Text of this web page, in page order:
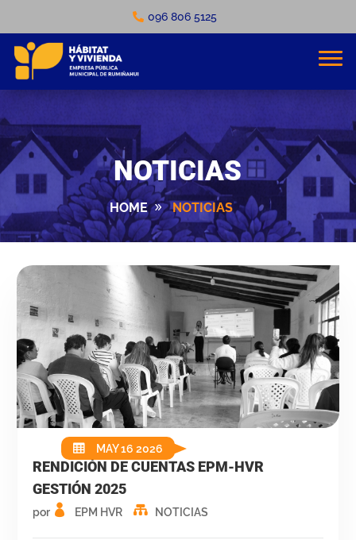
096 806 5125
NOTICIAS
HOME NOTICIAS
RENDICIÓN DE CUENTAS EPM-HVR
GESTIÓN 2025
por EPM HVR
MAY 16 2026
NOTICIAS